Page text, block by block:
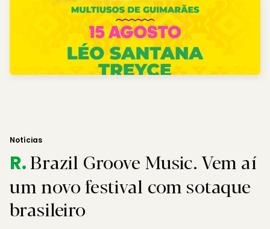
Notícias
R.Brazil Groove Music. Vem aí
um novo festival com sotaque
brasileiro